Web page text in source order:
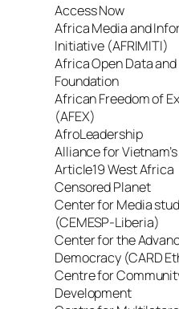
Access Now
Africa Media and
Initiative (AFRIMITI)
Africa Open Data
Foundation
African Freedom of
(AFEX)
AfroLeadership
Alliance for
Article19 West Africa
Censored Planet
Center for Media
(CEMESP-Liberia)
Center for the
Democracy (CARD
Centre for
Development